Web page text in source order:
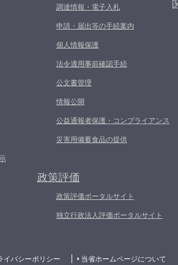
調達情報・電子入札
申請・届出等の手続案内
個人情報保護
法令適用事前確認手続
公文書管理
情報公開
公益通報者保護・コンプライアンス
災害用備蓄食品の提供
政策評価
政策評価ポータルサイト
独立行政法人評価ポータルサイト
イバシーポリシー 当省ホームページについて